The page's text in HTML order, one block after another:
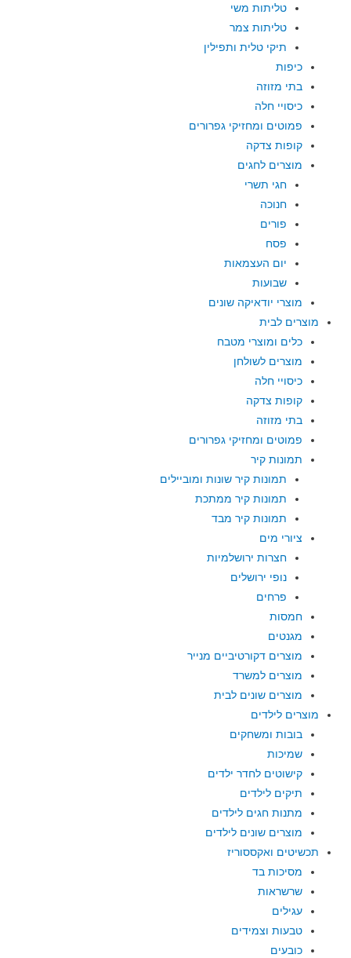
טליתות משי
טליתות צמר
תיקי טלית ותפילין
כיפות
בתי מזוזה
כיסויי חלה
פמוטים ומחזיקי גפרורים
קופות צדקה
מוצרים לחגים
חגי תשרי
חנוכה
פורים
פסח
יום העצמאות
שבועות
מוצרי יודאיקה שונים
מוצרים לבית
כלים ומוצרי מטבח
מוצרים לשולחן
כיסויי חלה
קופות צדקה
בתי מזוזה
פמוטים ומחזיקי גפרורים
תמונות קיר
תמונות קיר שונות ומוביילים
תמונות קיר ממתכת
תמונות קיר מבד
ציורי מים
חצרות ירושלמיות
נופי ירושלים
פרחים
חמסות
מגנטים
מוצרים דקורטיביים מנייר
מוצרים למשרד
מוצרים שונים לבית
מוצרים לילדים
בובות ומשחקים
שמיכות
קישוטים לחדר ילדים
תיקים לילדים
מתנות חגים לילדים
מוצרים שונים לילדים
תכשיטים ואקססוריז
מסיכות בד
שרשראות
עגילים
טבעות וצמידים
כובעים